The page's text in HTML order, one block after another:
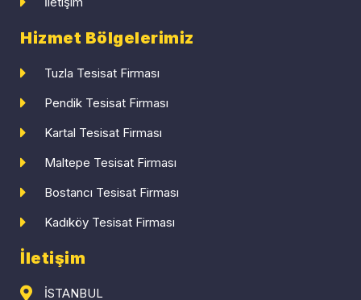
Hizmet Bölgelerimiz
Tuzla Tesisat Firması
Pendik Tesisat Firması
Kartal Tesisat Firması
Maltepe Tesisat Firması
Bostancı Tesisat Firması
Kadıköy Tesisat Firması
İletişim
İSTANBUL